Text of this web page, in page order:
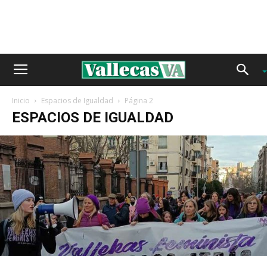
Inicio Espacios de Igualdad Página 2
ESPACIOS DE IGUALDAD